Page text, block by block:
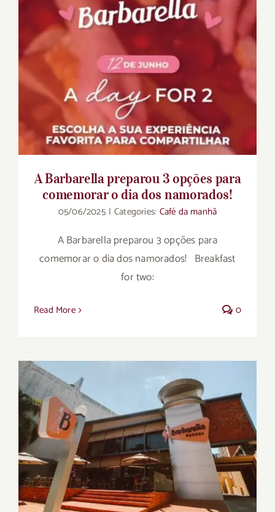
A Barbarella preparou 3 opções para
comemorar o dia dos namorados!
05/06/2025 | Categories: Café da manhã
A Barbarella preparou 3 opções para
comemorar o dia dos namorados! Breakfast
for two:
Read More 0